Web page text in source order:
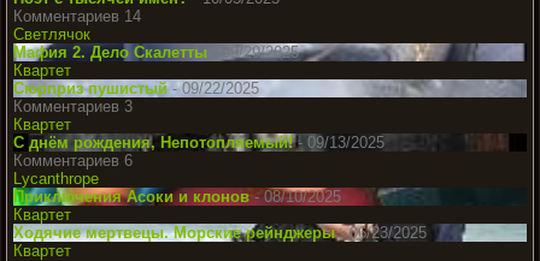
Комментариев 14
Светлячок
Мафия 2. Дело Скалетты
- 09/29/2025
Квартет
Сюрприз пушистый - 09/22/2025
Комментариев 3
Квартет
С днём рождения, Непотопляемый!- 09/13/2025
Комментариев 6
Lycanthrope
Приключения Асоки и клонов- 08/10/2025
Квартет
Ходячие мертвецы. Морские рейнджеры- 06/23/2025
Квартет